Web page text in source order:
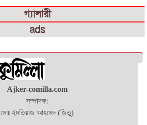
গ্যালারী
ads
Ajker-comilla.com
সম্পাদক:
মোঃ ইমতিয়াজ আহমেদ (জিতু)